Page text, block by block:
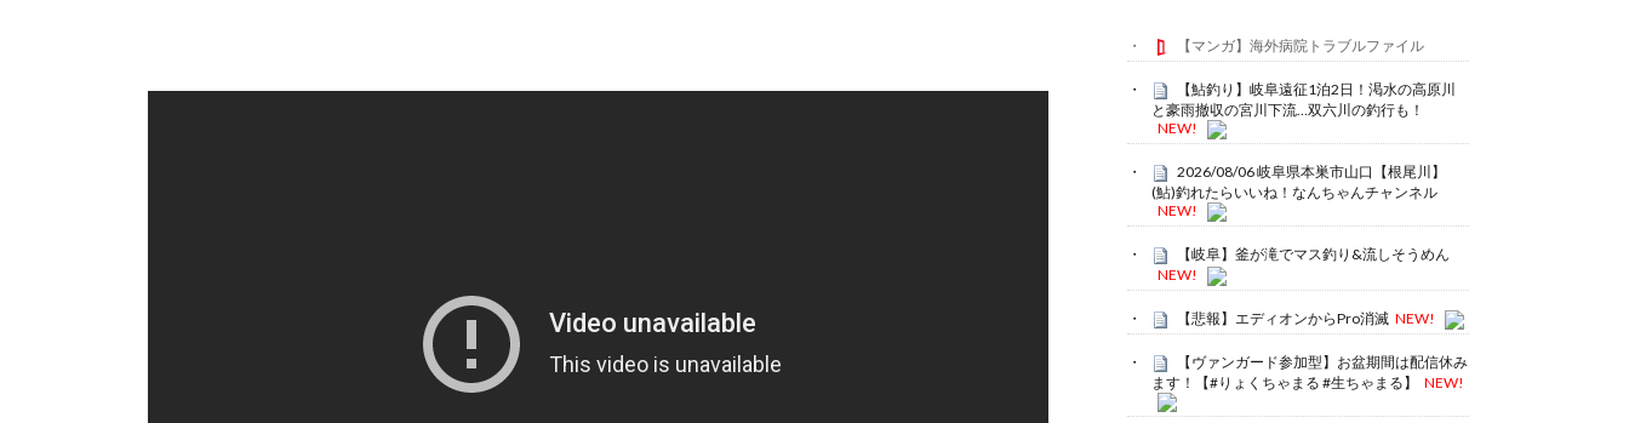
【マンガ】海外病院トラブルファイル
【鮎釣り】岐阜遠征1泊2日！渇水の高原川
と豪雨撤収の宮川下流…双六川の釣行も！
NEW!
2026/08/06 岐阜県本巣市山口【根尾川】
(鮎)釣れたらいいね！なんちゃんチャンネル
NEW!
【岐阜】釜が滝でマス釣り&流しそうめん
NEW!
【悲報】エディオンからPro消滅 NEW!
【ヴァンガード参加型】お盆期間は配信休み
ます！【#りょくちゃまる #生ちゃまる】
NEW!